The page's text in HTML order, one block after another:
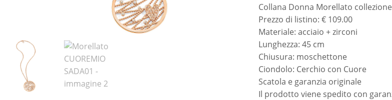
Collana Donna Morellato collezione
Prezzo di listino: € 109.00
Materiale: acciaio + zirconi
Lunghezza: 45 cm
Chiusura: moschettone
Ciondolo: Cerchio con Cuore
Scatola e garanzia originale
Il prodotto viene spedito con